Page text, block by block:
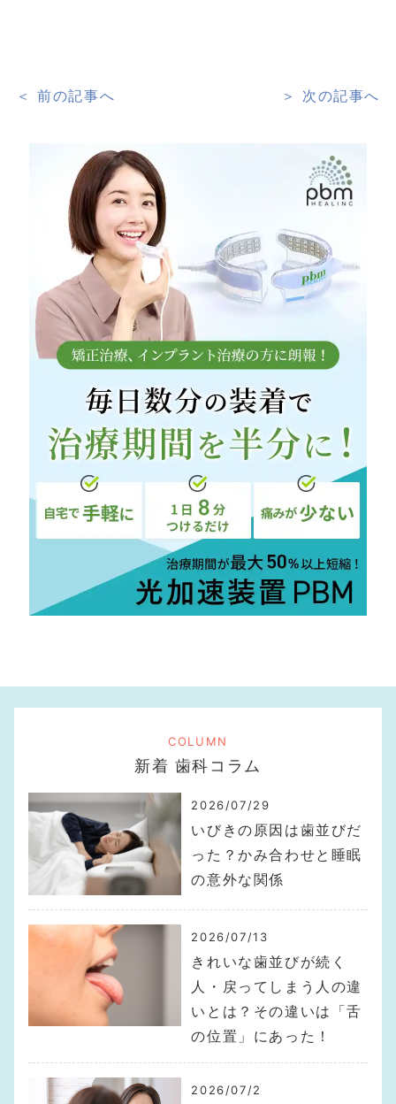
＜ 前の記事へ ＞ 次の記事へ
COLUMN
新着 歯科コラム
2026/07/29
いびきの原因は歯並びだ
った？かみ合わせと睡眠
の意外な関係
2026/07/13
きれいな歯並びが続く
人・戻ってしまう人の違
いとは？その違いは「舌
の位置」にあった！
2026/07/2